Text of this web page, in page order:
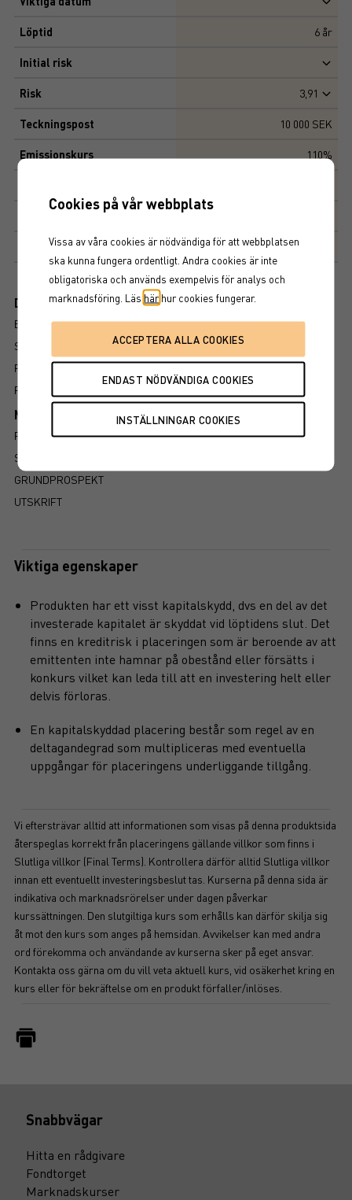
Löptid 6 år
Initial risk
Risk 3,91
Teckningspost 10 000 SEK
Emissionskurs 110%
Marknadsplats NASDAQ STOCKHOLM AB
Dokument
BROSCHYR
SLUTLIGA VILLKOR
PROSPEKT
FAKTABLAD
Mer information om produkten
RISK
SÅ LÄSER DU FAKTABLADET
GRUNDPROSPEKT
UTSKRIFT
Viktiga egenskaper
Produkten har ett visst kapitalskydd, dvs en del av det
investerade kapitalet är skyddat vid löptidens slut. Det
finns en kreditrisk i placeringen som är beroende av att
emittenten inte hamnar på obestånd eller försätts i
konkurs vilket kan leda till att en investering helt eller
delvis förloras.
En kapitalskyddad placering består som regel av en
deltagandegrad som multipliceras med eventuella
uppgångar för placeringens underliggande tillgång.
Vi eftersträvar alltid att informationen som visas på denna produktsida
återspeglas korrekt från placeringens gällande villkor som finns i
Slutliga villkor (Final Terms). Kontrollera därför alltid Slutliga villkor
innan ett eventuellt investeringsbeslut tas. Kurserna på denna sida är
indikativa och marknadsrörelser under dagen påverkar
kurssättningen. Den slutgiltiga kurs som erhålls kan därför skilja sig
åt mot den kurs som anges på hemsidan. Avvikelser kan med andra
ord förekomma och användande av kurserna sker på eget ansvar.
Kontakta oss gärna om du vill veta aktuell kurs, vid osäkerhet kring en
kurs eller för bekräftelse om en produkt förfaller/inlöses.
Snabbvägar
Hitta en rådgivare
Fondtorget
Marknadskurser
Cookies på vår webbplats
Vissa av våra cookies är nödvändiga för att webbplatsen
ska kunna fungera ordentligt. Andra cookies är inte
obligatoriska och används exempelvis för analys och
marknadsföring. Läs härhur cookies fungerar.